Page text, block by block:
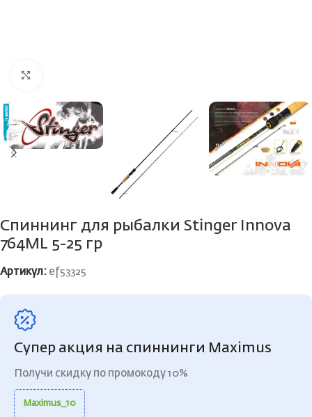
Спиннинг для рыбалки Stinger Innova
764ML 5-25 гр
Артикул: ef53325
Супер акция на спиннинги Maximus
Получи скидку по промокоду 10%
Maximus_10